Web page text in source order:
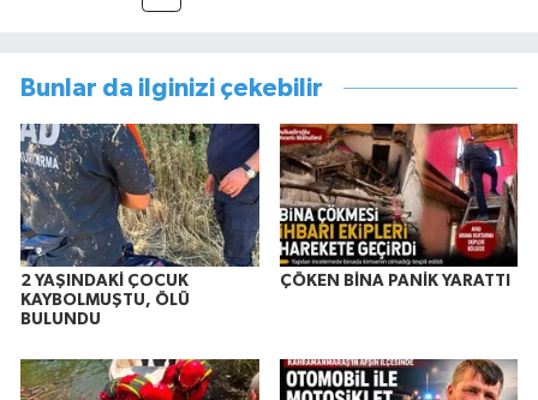
Bunlar da ilginizi çekebilir
2 YAŞINDAKİ ÇOCUK
KAYBOLMUŞTU, ÖLÜ
BULUNDU
ÇÖKEN BİNA PANİK YARATTI